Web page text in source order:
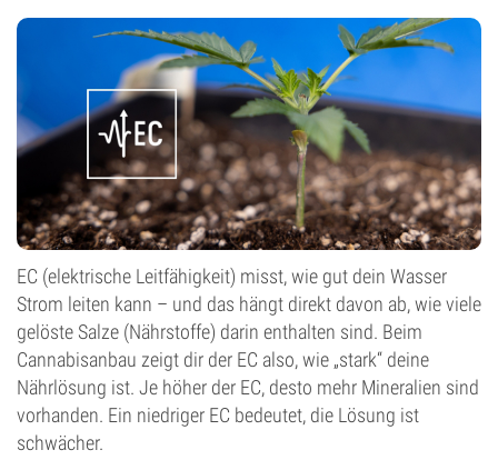
EC (elektrische Leitfähigkeit) misst, wie gut dein Wasser
Strom leiten kann – und das hängt direkt davon ab, wie viele
gelöste Salze (Nährstoffe) darin enthalten sind. Beim
Cannabisanbau zeigt dir der EC also, wie „stark“ deine
Nährlösung ist. Je höher der EC, desto mehr Mineralien sind
vorhanden. Ein niedriger EC bedeutet, die Lösung ist
schwächer.